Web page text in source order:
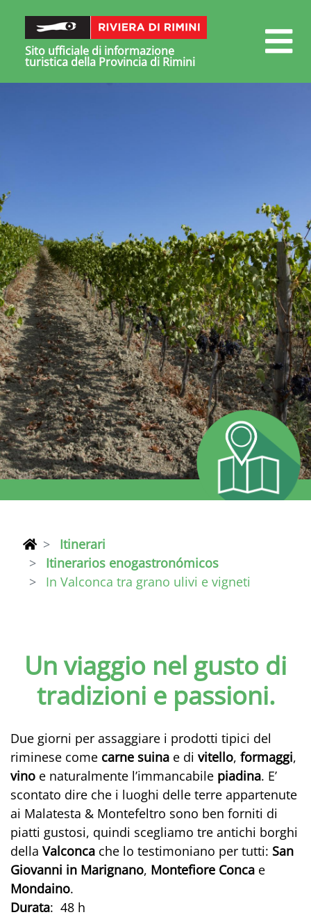
Sito ufficiale di informazione
turistica della Provincia di Rimini
Itinerari
Itinerarios enogastronómicos
In Valconca tra grano ulivi e vigneti
Un viaggio nel gusto di
tradizioni e passioni.
Due giorni per assaggiare i prodotti tipici del
riminese come carne suina e di vitello, formaggi,
vino e naturalmente l’immancabile piadina. E’
scontato dire che i luoghi delle terre appartenute
ai Malatesta & Montefeltro sono ben forniti di
piatti gustosi, quindi scegliamo tre antichi borghi
della Valconca che lo testimoniano per tutti: San
Giovanni in Marignano, Montefiore Conca e
Mondaino.
Durata: 48 h